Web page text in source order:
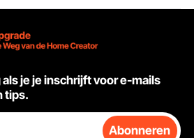
je je inschrijft voor e-mails
tips.
Abonneren